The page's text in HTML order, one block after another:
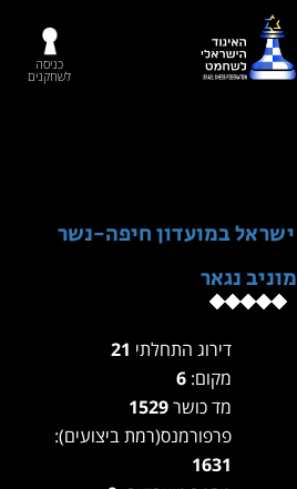
כניסה
לשחקנים
מוניב נגאר
דירוג התחלתי
מקום:
מד כושר
פרפורמנס(רמת ביצועים):
1631